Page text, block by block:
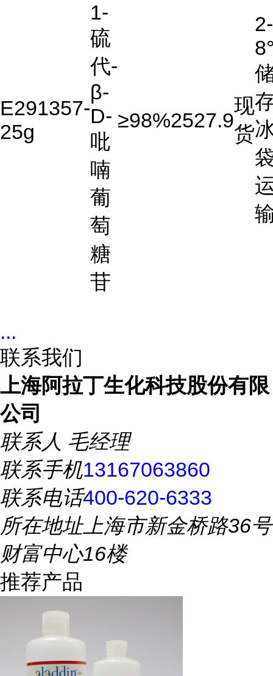
E291357-
25g
1-
硫
代-
β-
D-
吡
喃
葡
萄
糖
苷
≥98%2527.9
现
货
2-
...
联系我们
上海阿拉丁生化科技股份有限
公司
联系人 毛经理
联系手机13167063860
联系电话400-620-6333
所在地址上海市新金桥路36号
财富中心16楼
推荐产品